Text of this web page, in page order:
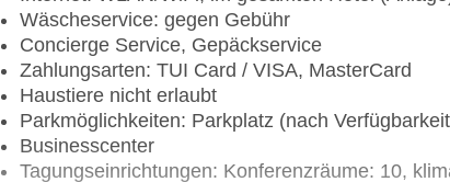
Wäscheservice: gegen Gebühr
Concierge Service, Gepäckservice
Zahlungsarten: TUI Card / VISA, MasterCard
Haustiere nicht erlaubt
Parkmöglichkeiten: Parkplatz (nach
Businesscenter
Tagungseinrichtungen: Konferenzräume: 10,